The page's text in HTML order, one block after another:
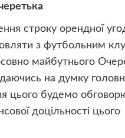
строку орендної
з футбольним
майбутнього
на думку
цього будемо
доцільності цього